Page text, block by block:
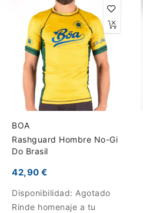
BOA
Rashguard Hombre No-Gi
Do Brasil
42,90 €
Disponibilidad: Agotado
Rinde homenaje a tu